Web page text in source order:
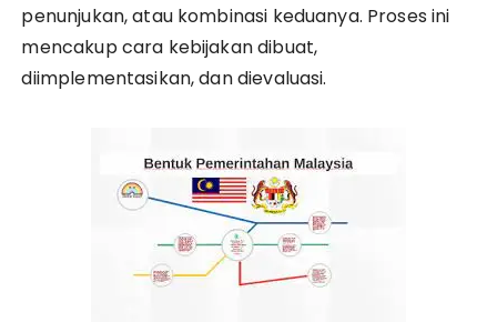
penunjukan, atau kombinasi keduanya. Proses ini
mencakup cara kebijakan dibuat,
diimplementasikan, dan dievaluasi.